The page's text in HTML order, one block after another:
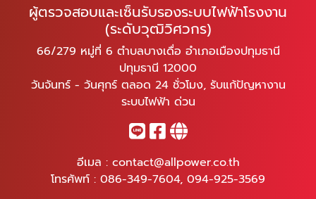
ผู้ตรวจสอบและเซ็นรับรองระบบไฟฟ้าโรงงาน
(ระดับวุฒิวิศวกร)
66/279 หมู่ที่ 6 ตำบลบางเดื่อ อำเภอเมืองปทุมธานี
ปทุมธานี 12000
วันจันทร์ - วันศุกร์ ตลอด 24 ชั่วโมง, รับแก้ปัญหางาน
ระบบไฟฟ้า ด่วน
อีเมล : contact@allpower.co.th
โทรศัพท์ : 086-349-7604, 094-925-3569